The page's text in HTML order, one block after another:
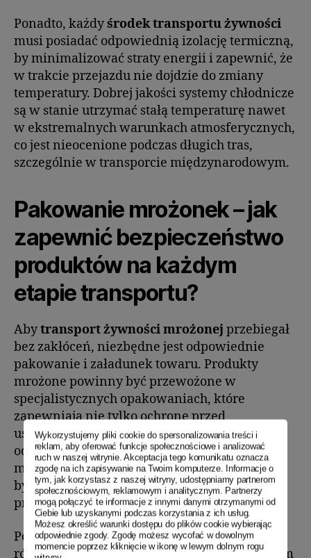
Wykorzystujemy pliki cookie do spersonalizowania treści i
reklam, aby oferować funkcje społecznościowe i analizować
ruch w naszej witrynie. Akceptacja tego komunikatu oznacza
zgodę na ich zapisywanie na Twoim komputerze. Informacje o
tym, jak korzystasz z naszej witryny, udostępniamy partnerom
społecznościowym, reklamowym i analitycznym. Partnerzy
mogą połączyć te informacje z innymi danymi otrzymanymi od
Ciebie lub uzyskanymi podczas korzystania z ich usług.
Możesz określić warunki dostępu do plików cookie wybierając
odpowiednie zgody. Zgodę możesz wycofać w dowolnym
momencie poprzez kliknięcie w ikonę w lewym dolnym rogu
Ponadto, każdyśrodek transportu żywności
musi posiadać odpowiednią izolację termiczną,
by minimalizować straty energii i zapewnić, że
w trakcie przejazdu nie dojdzie do zmiany
temperatury. Dobrej jakości systemy chłodnicze
są w stanie utrzymać stałą temperaturę nawet
w ekstremalnych warunkach atmosferycznych,
co jest nieocenione podczas długich tras,
szczególnie w transporcie międzynarodowym.
Pakowanie mrożonek – jak
zapewnić bezpieczeństwo
produktów na każdym
etapie transportu?
Abytransport żywności mrożonej przebiegał
bez zakłóceń, niezbędne jest odpowiednie
pakowanie i załadunek towaru. Produkty
mrożone powinny być przewożone w
specjalistycznych opakowaniach, które
zapewniają nie tylko ochronę przed
uszkodzeniami mechanicznymi, ale także
odpowiednią izolację termiczną. Opakowania
muszą być wytrzymałe, a sam towar nie może
być przeładowany, by zapewnić optymalny
przepływ powietrza chłodzącego.
Podczas załadunku i rozładunku należy
również zadbać o jak najkrótszy czas, w którym